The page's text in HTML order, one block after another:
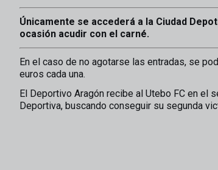
Únicamente se accederá a la Ciudad
ocasión acudir con el carné.
En el caso de no agotarse las entradas, se
euros cada una.
El Deportivo Aragón recibe al Utebo FC en el
Deportiva, buscando conseguir su segunda